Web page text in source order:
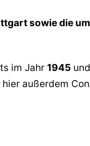
sowie die
im Jahr 1945
hier außerdem